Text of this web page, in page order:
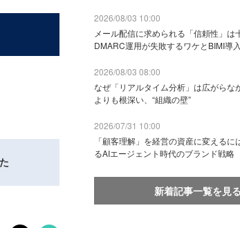
2026/08/03 10:00
メール配信に求められる「信頼性」は
DMARC運用が失敗するワケとBIMI導
2026/08/03 08:00
なぜ「リアルタイム分析」は広がら
よりも根深い、“組織の壁”
2026/07/31 10:00
「顧客理解」を経営の資産に変えるに
るAIエージェント時代のブランド戦略
新着記事一覧を見る